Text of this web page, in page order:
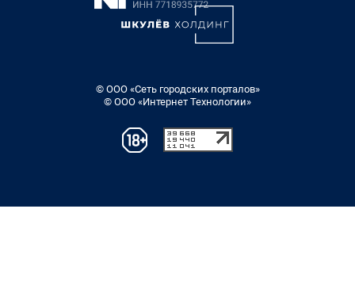
© ООО «Сеть городских порталов»
© ООО «Интернет Технологии»